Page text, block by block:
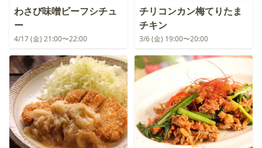
わさび味噌ビーフシチュ
ー
4/17 (金) 21:00〜22:00
チリコンカン梅てりたま
チキン
3/6 (金) 19:00〜20:00